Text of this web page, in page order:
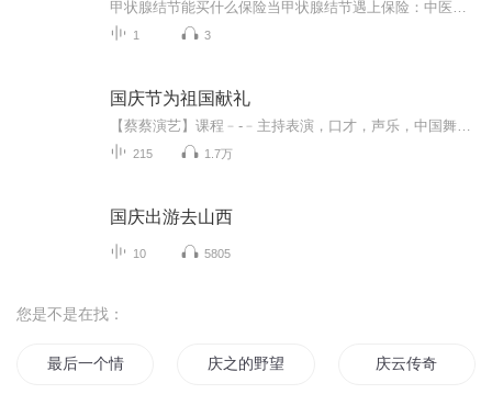
1 3
国庆节为祖国献礼
215 1.7万
国庆出游去山西
10 5805
您是不是在找：
最后一个情人节 庆之的野望 庆云传奇